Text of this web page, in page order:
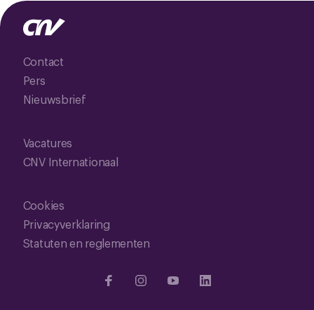
Contact
Pers
Nieuwsbrief
Vacatures
CNV Internationaal
Cookies
Privacyverklaring
Statuten en reglementen